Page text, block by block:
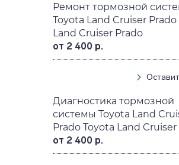
Ремонт тормозной
Toyota Land Cruiser Prado
Land Cruiser Prado
от 2 400 р.
Диагностика тормозной
системы Toyota Land
Prado Toyota Land
от 2 400 р.